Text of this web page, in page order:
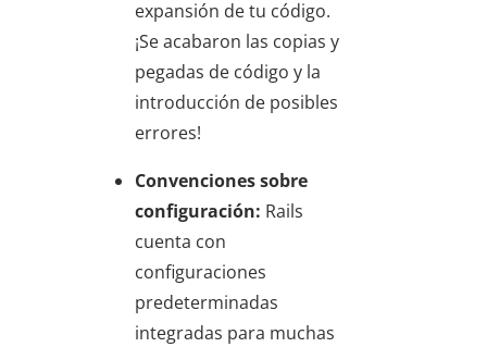
expansión de tu código.
¡Se acabaron las copias y
pegadas de código y la
introducción de posibles
errores!
Convenciones sobre
configuración: Rails
cuenta con
configuraciones
predeterminadas
integradas para muchas